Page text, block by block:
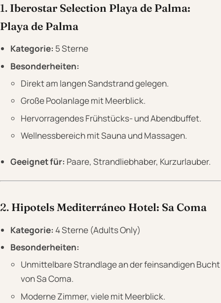
1. Iberostar Selection Playa de Palma:
Playa de Palma
Kategorie: 5 Sterne
Besonderheiten:
Direkt am langen Sandstrand gelegen.
Große Poolanlage mit Meerblick.
Hervorragendes Frühstücks- und Abendbuffet.
Wellnessbereich mit Sauna und Massagen.
Geeignet für: Paare, Strandliebhaber, Kurzurlauber.
2. Hipotels Mediterráneo Hotel: Sa Coma
Kategorie: 4 Sterne (Adults Only)
Besonderheiten:
Unmittelbare Strandlage an der feinsandigen Bucht
von Sa Coma.
Moderne Zimmer, viele mit Meerblick.